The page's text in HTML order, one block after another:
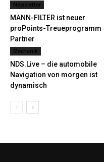
Newsletter
MANN-FILTER ist neuer
proPoints-Treueprogramm
Partner
Mechanik
NDS.Live – die automobile
Navigation von morgen ist
dynamisch